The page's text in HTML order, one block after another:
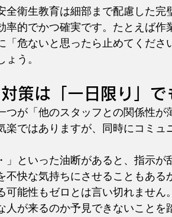
全衛生教育は細部まで配慮した完
率的でかつ確実です。たとえば作
「危ないと思ったら止めてくださ
う。
策は「一日限り」で
つが「他のスタッフとの関係性が
楽ではありますが、同時にコミュ
」といった油断があると、指示
不快な気持ちにさせることもある
可能性もゼロとは言い切れませ
人が来るのか予見できないことを